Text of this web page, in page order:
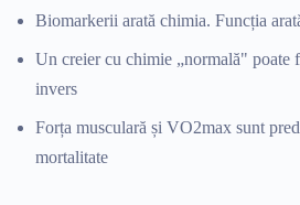
Biomarkerii arată chimia. Funcția
Un creier cu chimie „normală"
invers
Forța musculară și VO2max sunt
mortalitate